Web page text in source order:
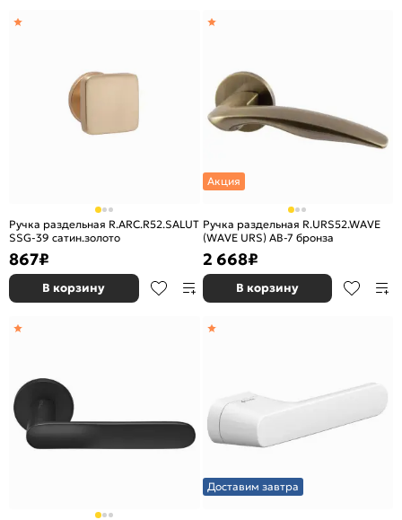
Ручка раздельная R.ARC.R52.SALUT
SSG-39 сатин.золото
867₽
В корзину
Акция
Ручка раздельная R.URS52.WAVE
(WAVE URS) AB-7 бронза
2 668₽
В корзину
Доставим завтра